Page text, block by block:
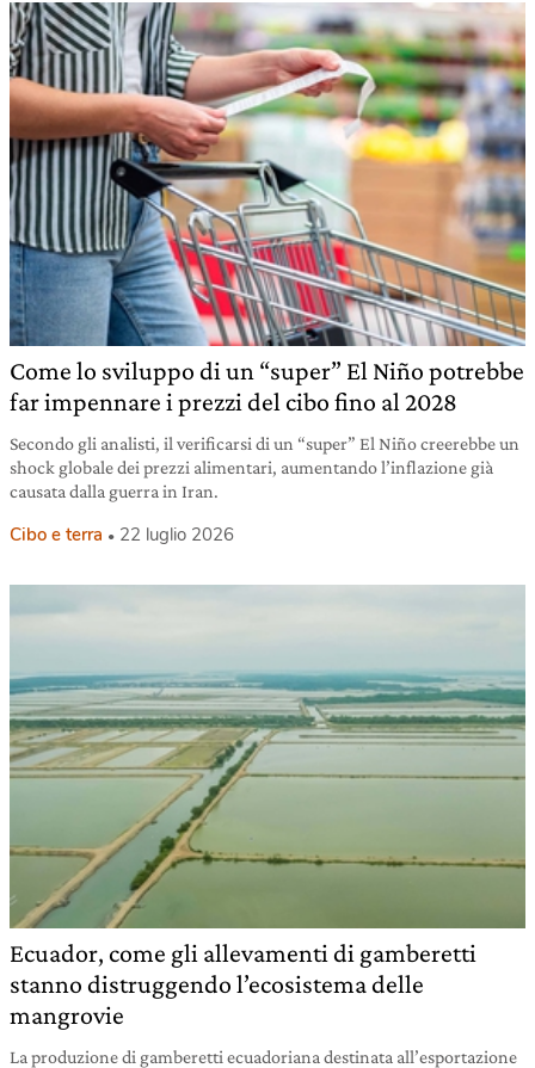
Come lo sviluppo di un “super” El Niño potrebbe
far impennare i prezzi del cibo fino al 2028
Secondo gli analisti, il verificarsi di un “super” El Niño creerebbe un
shock globale dei prezzi alimentari, aumentando l’inflazione già
causata dalla guerra in Iran.
Cibo e terra 22 luglio 2026
Ecuador, come gli allevamenti di gamberetti
stanno distruggendo l’ecosistema delle
mangrovie
La produzione di gamberetti ecuadoriana destinata all’esportazione